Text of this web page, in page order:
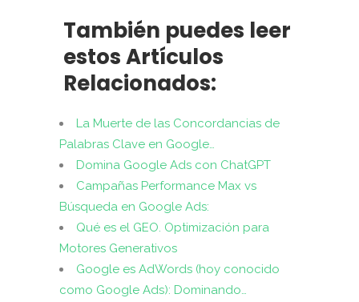
También puedes leer
estos Artículos
Relacionados:
La Muerte de las Concordancias de
Palabras Clave en Google…
Domina Google Ads con ChatGPT
Campañas Performance Max vs
Búsqueda en Google Ads:
Qué es el GEO. Optimización para
Motores Generativos
Google es AdWords (hoy conocido
como Google Ads): Dominando…